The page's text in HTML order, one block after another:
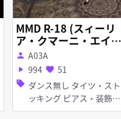
MMD R-18 (スィーリ
ア・クマーニ・エイン
トリー)ノーパン穴開
きパンスト開脚！！
person A03A
play_arrow 994 favorite 51
sell ダンス無し タイツ・スト
ッキング ピアス・装飾品
くぱぁ 拘束